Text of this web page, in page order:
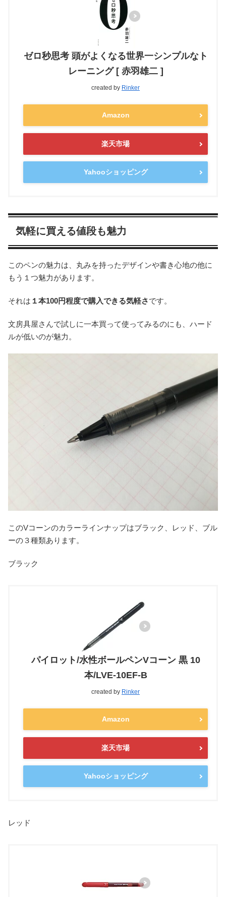
ゼロ秒思考 頭がよくなる世界一シンプルなト
レーニング [ 赤羽雄二 ]
created by Rinker
Amazon
楽天市場
Yahooショッピング
気軽に買える値段も魅力
このペンの魅力は、丸みを持ったデザインや書き心地の他に
もう１つ魅力があります。
それは １本100円程度で購入できる気軽さです。
文房具屋さんで試しに一本買って使ってみるのにも、ハード
ルが低いのが魅力。
このVコーンのカラーラインナップはブラック、レッド、ブル
ーの３種類あります。
ブラック
パイロット/水性ボールペンVコーン 黒 10
本/LVE-10EF-B
created by Rinker
Amazon
楽天市場
Yahooショッピング
レッド